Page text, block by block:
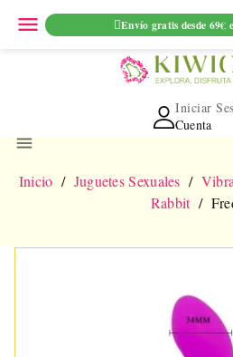
ENVIO GRATUITO EN
Cuenta
Iniciar
menu
Inicio Juguetes Sexuales
Rabbit
menu Envío gratis desde 69€